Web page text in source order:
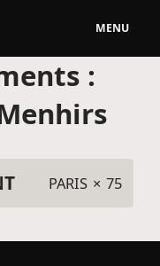
MENU
:
PARIS × 75